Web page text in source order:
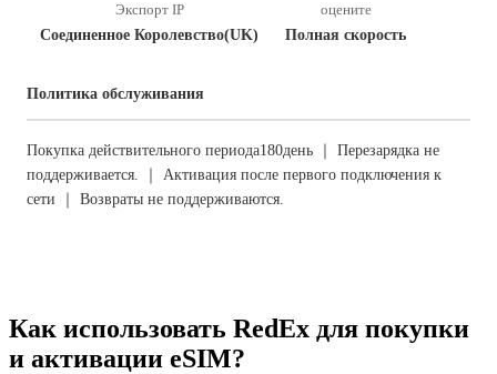
Экспорт IP
Соединенное Королевство(UK)
оцените
Полная скорость
Политика обслуживания
Покупка действительного периода180день ｜ Перезарядка не
поддерживается. ｜ Активация после первого подключения к
сети ｜ Возвраты не поддерживаются.
Как использовать RedEx для покупки
и активации eSIM?